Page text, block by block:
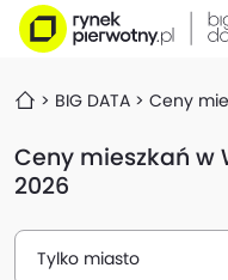
BIG DATA Ceny
Ceny mieszkań w
2026
Tylko miasto